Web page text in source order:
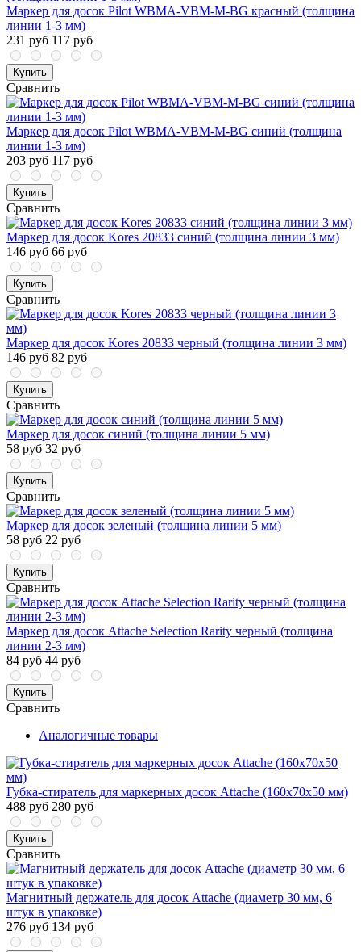
Маркер для досок Pilot WBMA-VBM-M-BG красный (толщина
линии 1-3 мм)
231 руб 117 руб
Купить
Сравнить
Маркер для досок Pilot WBMA-VBM-M-BG синий (толщина
линии 1-3 мм)
203 руб 117 руб
Купить
Сравнить
Маркер для досок Kores 20833 синий (толщина линии 3 мм)
146 руб 66 руб
Купить
Сравнить
Маркер для досок Kores 20833 черный (толщина линии 3 мм)
146 руб 82 руб
Купить
Сравнить
Маркер для досок синий (толщина линии 5 мм)
58 руб 32 руб
Купить
Сравнить
Маркер для досок зеленый (толщина линии 5 мм)
58 руб 22 руб
Купить
Сравнить
Маркер для досок Attache Selection Rarity черный (толщина
линии 2-3 мм)
84 руб 44 руб
Купить
Сравнить
Аналогичные товары
Губка-стиратель для маркерных досок Attache (160x70x50 мм)
488 руб 280 руб
Купить
Сравнить
Магнитный держатель для досок Attache (диаметр 30 мм, 6
штук в упаковке)
276 руб 134 руб